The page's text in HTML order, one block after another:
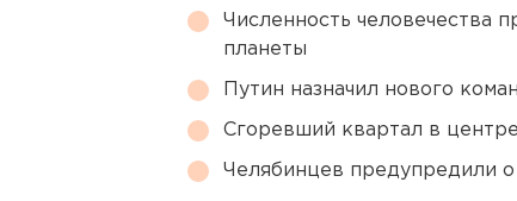
Численность человечества
планеты
Путин назначил нового
Сгоревший квартал в
Челябинцев предупредили